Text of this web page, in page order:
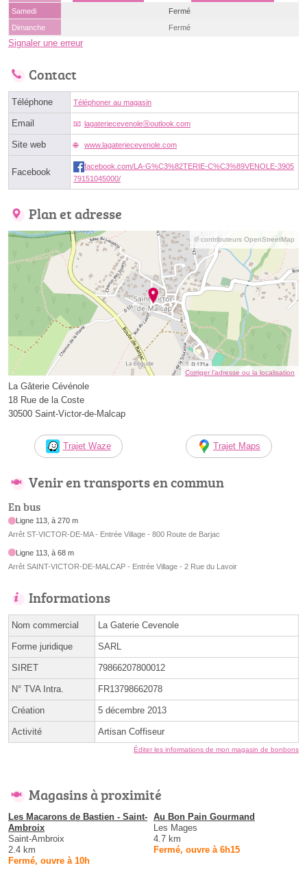
Samedi
Fermé
Dimanche
Fermé
Signaler une erreur
Contact
Téléphone Téléphoner au magasin
Email lagateriecevenoleⓐoutlook.com
Site web www.lagateriecevenole.com
Facebook
facebook.com/LA-G%C3%82TERIE-C%C3%89VENOLE-3905
79151045000/
Plan et adresse
© contributeurs OpenStreetMap
Corriger l’adresse ou la localisation
La Gâterie Cévénole
18 Rue de la Coste
30500 Saint-Victor-de-Malcap
Trajet Waze Trajet Maps
Venir en transports en commun
En bus
Ligne 113, à 270 m
Arrêt ST-VICTOR-DE-MA - Entrée Village - 800 Route de Barjac
Ligne 113, à 68 m
Arrêt SAINT-VICTOR-DE-MALCAP - Entrée Village - 2 Rue du Lavoir
Informations
Nom commercial La Gaterie Cevenole
Forme juridique SARL
SIRET 79866207800012
N° TVA Intra. FR13798662078
Création 5 décembre 2013
Activité Artisan Coffiseur
Éditer les informations de mon magasin de bonbons
Magasins à proximité
Les Macarons de Bastien - Saint-
Ambroix
Saint-Ambroix
2.4 km
Fermé, ouvre à 10h
Au Bon Pain Gourmand
Les Mages
4.7 km
Fermé, ouvre à 6h15